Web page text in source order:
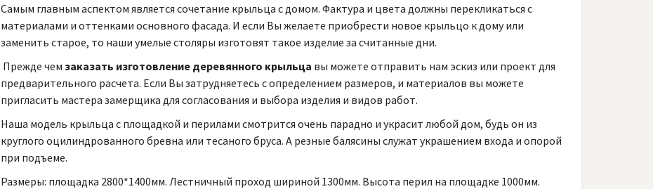
Самым главным аспектом является сочетание крыльца с домом. Фактура и цвета должны перекликаться с
материалами и оттенками основного фасада. И если Вы желаете приобрести новое крыльцо к дому или
заменить старое, то наши умелые столяры изготовят такое изделие за считанные дни.
Прежде чем заказать изготовление деревянного крыльца вы можете отправить нам эскиз или проект для
предварительного расчета. Если Вы затрудняетесь с определением размеров, и материалов вы можете
пригласить мастера замерщика для согласования и выбора изделия и видов работ.
Наша модель крыльца с площадкой и перилами смотрится очень парадно и украсит любой дом, будь он из
круглого оцилиндрованного бревна или тесаного бруса. А резные балясины служат украшением входа и опорой
при подъеме.
Размеры: площадка 2800*1400мм. Лестничный проход шириной 1300мм. Высота перил на площадке 1000мм.